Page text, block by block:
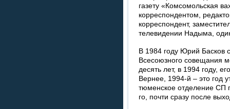
газету «Комсомольская
корреспондентом,
корреспондент,
телевидении Надыма,
В 1984 году Юрий Басков
Всесоюзного совещания
десять лет, в 1994 году,
Вернее, 1994-й – это год
тюменское отделение СП
го, почти сразу после